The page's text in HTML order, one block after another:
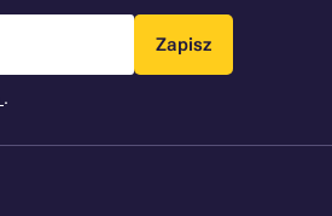
Zapisz
.